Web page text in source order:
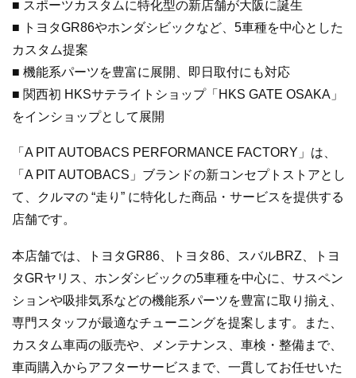
■ スポーツカスタムに特化型の新店舗が大阪に誕生
■ トヨタGR86やホンダシビックなど、5車種を中心とした
カスタム提案
■ 機能系パーツを豊富に展開、即日取付にも対応
■ 関西初 HKSサテライトショップ「HKS GATE OSAKA」
をインショップとして展開
「A PIT AUTOBACS PERFORMANCE FACTORY」は、
「A PIT AUTOBACS」ブランドの新コンセプトストアとし
て、クルマの “走り” に特化した商品・サービスを提供する
店舗です。
本店舗では、トヨタGR86、トヨタ86、スバルBRZ、トヨ
タGRヤリス、ホンダシビックの5車種を中心に、サスペン
ションや吸排気系などの機能系パーツを豊富に取り揃え、
専門スタッフが最適なチューニングを提案します。また、
カスタム車両の販売や、メンテナンス、車検・整備まで、
車両購入からアフターサービスまで、一貫してお任せいた